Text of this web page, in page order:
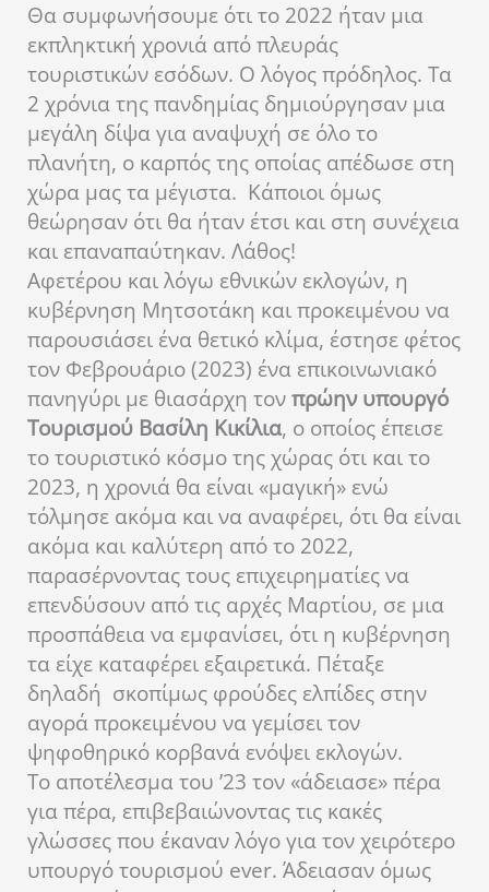
Θα συμφωνήσουμε ότι το 2022 ήταν μια
εκπληκτική χρονιά από πλευράς
τουριστικών εσόδων. Ο λόγος πρόδηλος. Τα
2 χρόνια της πανδημίας δημιούργησαν μια
μεγάλη δίψα για αναψυχή σε όλο το
πλανήτη, ο καρπός της οποίας απέδωσε στη
χώρα μας τα μέγιστα. Κάποιοι όμως
θεώρησαν ότι θα ήταν έτσι και στη συνέχεια
και επαναπαύτηκαν. Λάθος!
Αφετέρου και λόγω εθνικών εκλογών, η
κυβέρνηση Μητσοτάκη και προκειμένου να
παρουσιάσει ένα θετικό κλίμα, έστησε φέτος
τον Φεβρουάριο (2023) ένα επικοινωνιακό
πανηγύρι με θιασάρχη τονπρώην υπουργό
Τουρισμού Βασίλη Κικίλια, ο οποίος έπεισε
το τουριστικό κόσμο της χώρας ότι και το
2023, η χρονιά θα είναι «μαγική» ενώ
τόλμησε ακόμα και να αναφέρει, ότι θα είναι
ακόμα και καλύτερη από το 2022,
παρασέρνοντας τους επιχειρηματίες να
επενδύσουν από τις αρχές Μαρτίου, σε μια
προσπάθεια να εμφανίσει, ότι η κυβέρνηση
τα είχε καταφέρει εξαιρετικά. Πέταξε
δηλαδή σκοπίμως φρούδες ελπίδες στην
αγορά προκειμένου να γεμίσει τον
ψηφοθηρικό κορβανά ενόψει εκλογών.
Το αποτέλεσμα του ’23 τον «άδειασε» πέρα
για πέρα, επιβεβαιώνοντας τις κακές
γλώσσες που έκαναν λόγο για τον χειρότερο
υπουργό τουρισμού ever. Άδειασαν όμως